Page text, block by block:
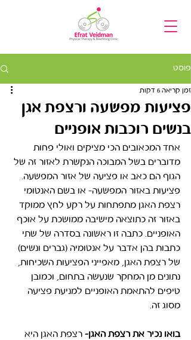
פוסט
פציעות מפשעה ורצפת אגן
בנשים רוכבות אופניים
זמן קריאה 6 דקות
אחד המכאובים הכי מציקים ואולי פחות
מדוברים בשל המבוכה הנקשרת לאזור זה של
הגוף הם כאב או פציעה של אזור המפשעה.
פציעות באזור המפשעה- או בשם האנטומי
רצפת האגן מתפתחות על רקע לחץ ממוקד
באזור זה כתוצאה מישיבה ממושכת על אוכף
האופניים. כתבה זו ראשונה בסדרה של שתי
כתבות בהן אדבר על אנטומיה (גברים ונשים)
של רצפת האגן, מאפייני הפציעות השכיחות,
נתונים מן המחקר שנעשה בתחום, וכמובן
טיפים להתאמת האופניים למניעת פציעה
מסוג זה.
בואו נכיר את רצפת האגן- רצפת האגן היא